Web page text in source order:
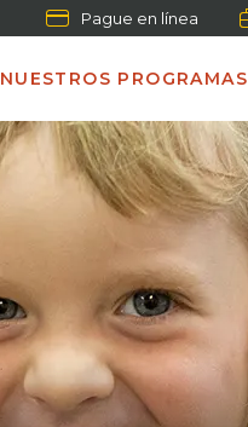
Pague en línea
NUESTROS PROGRAMAS